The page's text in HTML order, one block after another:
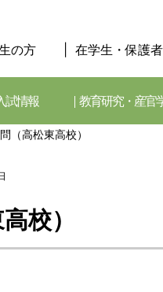
の方 在学生・保護
試情報 教育研究・産官
（高松東高校）
校）